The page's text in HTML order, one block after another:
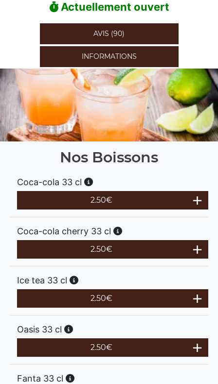
Actuellement ouvert
AVIS (90)
INFORMATIONS
Nos Boissons
Coca-cola 33 cl
2.50€
Coca-cola cherry 33 cl
2.50€
Ice tea 33 cl
2.50€
Oasis 33 cl
2.50€
Fanta 33 cl